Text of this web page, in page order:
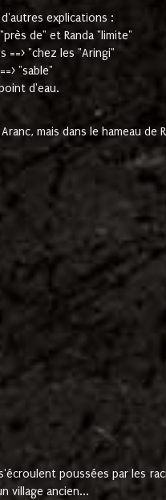
explications :
de" et Randa "limite"
==> "chez les "Aringi"
"sable"
d'eau.
mais dans le hameau
poussées par les
village ancien...